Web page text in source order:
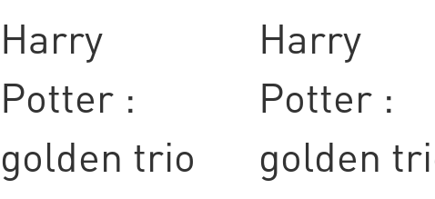
Harry
Potter :
golden trio
Harry
Potter :
golden